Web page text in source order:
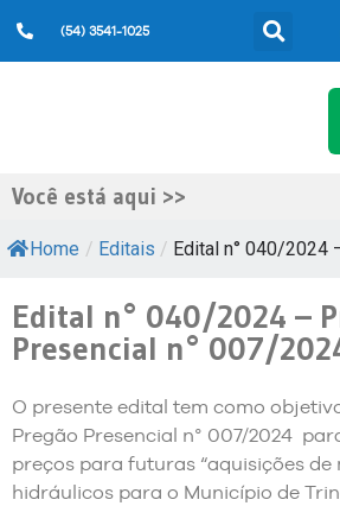
(54) 3541-1025
Você está aqui >>
Home / Editais / Edital n° 040/2024
Edital n° 040/2024 –
Presencial n° 007/
O presente edital tem como
Pregão Presencial n° 007/2024
preços para futuras “aquisições de
hidráulicos para o Município de